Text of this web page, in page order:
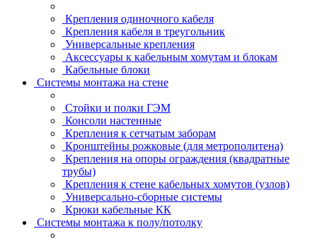
Крепления одиночного кабеля
Крепления кабеля в треугольник
Универсальные крепления
Аксессуары к кабельным хомутам и блокам
Кабельные блоки
Системы монтажа на стене
Стойки и полки ГЭМ
Консоли настенные
Крепления к сетчатым заборам
Кронштейны рожковые (для метрополитена)
Крепления на опоры ограждения (квадратные
трубы)
Крепления к стене кабельных хомутов (узлов)
Универсально-сборные системы
Крюки кабельные КК
Системы монтажа к полу/потолку